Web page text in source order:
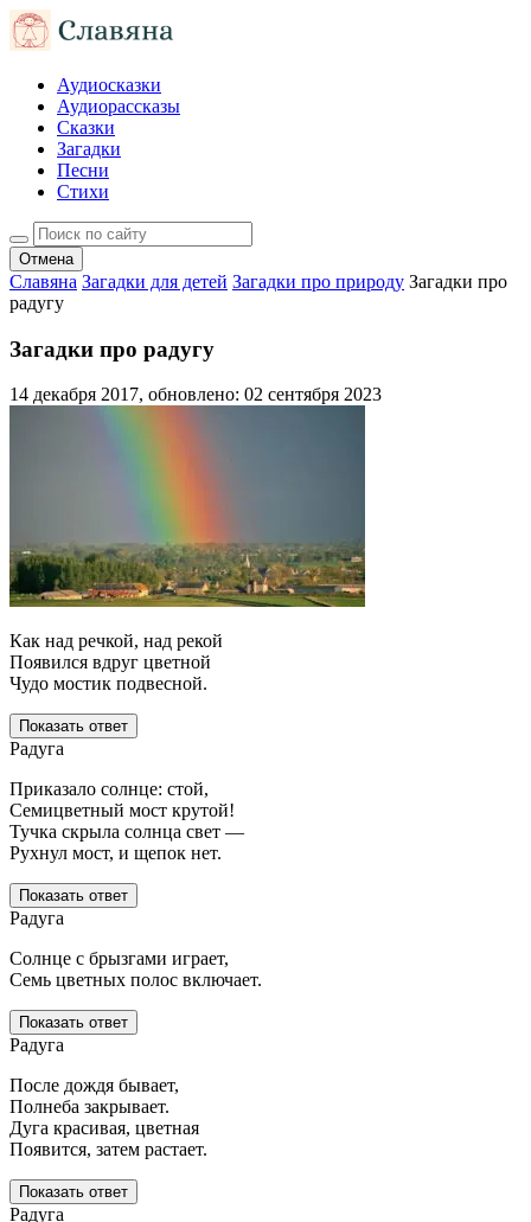
Аудиосказки
Аудиорассказы
Сказки
Загадки
Песни
Стихи
Отмена
Славяна Загадки для детей Загадки про природу Загадки про
радугу
Загадки про радугу
14 декабря 2017, обновлено: 02 сентября 2023
Как над речкой, над рекой
Появился вдруг цветной
Чудо мостик подвесной.
Показать ответ
Радуга
Приказало солнце: стой,
Семицветный мост крутой!
Тучка скрыла солнца свет —
Рухнул мост, и щепок нет.
Показать ответ
Радуга
Солнце с брызгами играет,
Семь цветных полос включает.
Показать ответ
Радуга
После дождя бывает,
Полнеба закрывает.
Дуга красивая, цветная
Появится, затем растает.
Показать ответ
Радуга